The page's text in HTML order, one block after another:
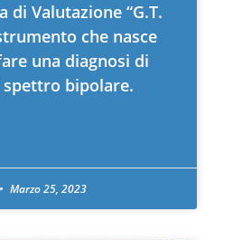
di Valutazione “G.T.
che nasce
una diagnosi di
bipolare.
Marzo 25, 2023